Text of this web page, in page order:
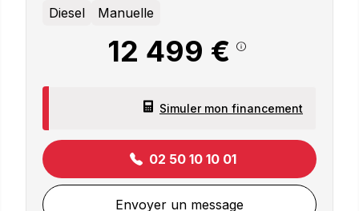
Diesel
Manuelle
12 499 €
Simuler mon financement
02 50 10 10 01
Envoyer un message